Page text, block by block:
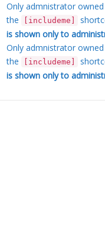
Only admnistrator
the
[includeme]
is shown only to
Only admnistrator
the
[includeme]
is shown only to